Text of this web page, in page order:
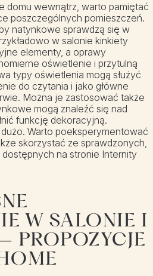
domu wewnątrz, warto pamiętać
poszczególnych pomieszczeń.
natynkowe sprawdzą się w
w salonie kinkiety
elementy, a oprawy
oświetlenie i przytulną
typy oświetlenia mogą służyć
do czytania i jako główne
Można je zastosować także
mogą znaleźć się nad
funkcję dekoracyjną.
Warto poeksperymentować
skorzystać ze sprawdzonych,
na stronie Internity
W SALONIE I
PROPOZYCJE